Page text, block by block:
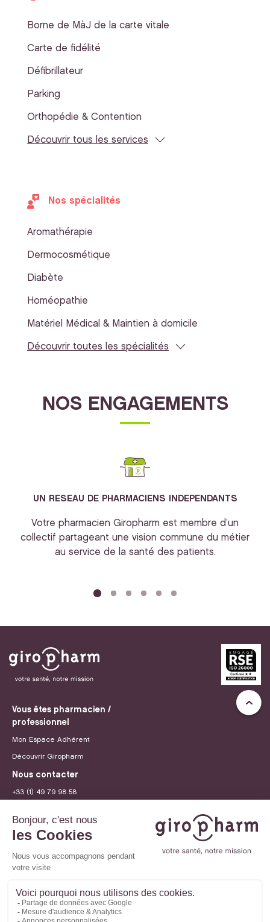
Borne de MàJ de la carte vitale
Carte de fidélité
Défibrillateur
Parking
Orthopédie & Contention
Découvrir tous les services
Nos spécialités
Aromathérapie
Dermocosmétique
Diabète
Homéopathie
Matériel Médical & Maintien à domicile
Découvrir toutes les spécialités
NOS ENGAGEMENTS
UN RESEAU DE PHARMACIENS INDEPENDANTS
Votre pharmacien Giropharm est membre d’un
collectif partageant une vision commune du métier
au service de la santé des patients.
Vous êtes pharmacien /
professionnel
Mon Espace Adhérent
Découvrir Giropharm
Nous contacter
+33 (1) 49 79 98 58
Recrutement